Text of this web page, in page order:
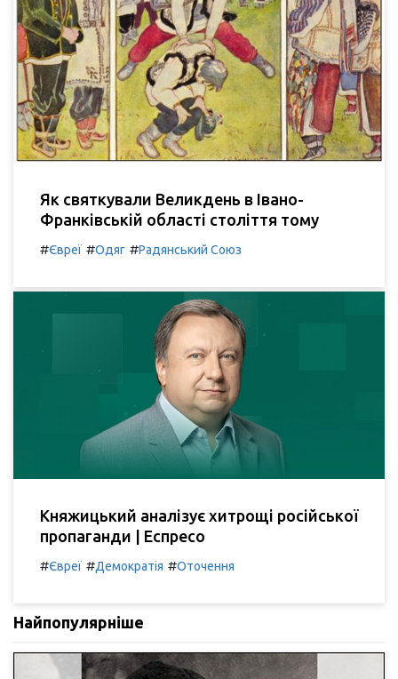
Як святкували Великдень в Івано-
Франківській області століття тому
#Євреї #Одяг #Радянський Союз
Княжицький аналізує хитрощі російської
пропаганди | Еспресо
#Євреї #Демократія #Оточення
Найпопулярніше